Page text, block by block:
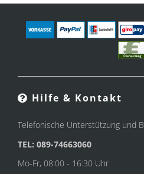
Hilfe & Kontakt
Telefonische Unterstützung und
TEL: 089-74663060
Mo-Fr, 08:00 - 16:30 Uhr